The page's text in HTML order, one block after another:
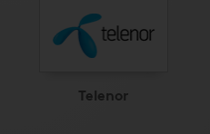
Telenor